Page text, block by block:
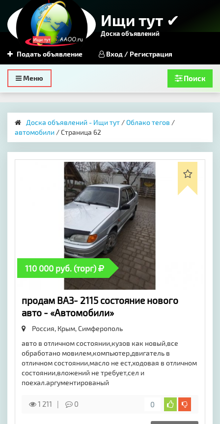
Ищи тут ✔
Доска объявлений
Подать объявление Вход / Регистрация
Toggle
navigation
Меню Поиск
Доска объявлений - Ищи тут /Облако тегов /
автомобили / Страница 62
110 000 руб. (торг)
продам ВАЗ- 2115 состояние нового
авто - «Автомобили»
Россия, Крым,Симферополь
авто в отличном состоянии,кузов как новый,все
обработано мовилем,компьютер,двигатель в
отличном состоянии,масло не ест,ходовая в отличном
состоянии,вложений не требует,сел и
поехал.аргументированый
1 211 0 0